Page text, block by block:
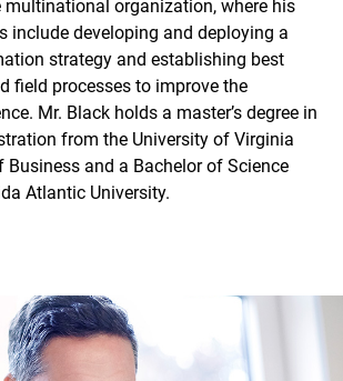
multinational organization, where his
include developing and deploying a
strategy and establishing best
field processes to improve the
Mr. Black holds a master’s degree in
from the University of Virginia
Business and a Bachelor of Science
Atlantic University.